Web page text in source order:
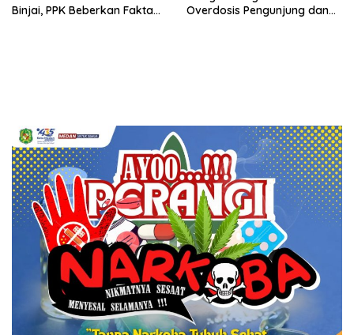
Binjai, PPK Beberkan Fakta
Overdosis Pengunjung dan